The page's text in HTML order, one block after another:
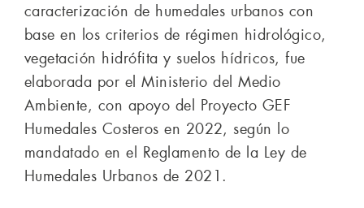
caracterización de humedales urbanos con
base en los criterios de régimen hidrológico,
vegetación hidrófita y suelos hídricos, fue
elaborada por el Ministerio del Medio
Ambiente, con apoyo del Proyecto GEF
Humedales Costeros en 2022, según lo
mandatado en el Reglamento de la Ley de
Humedales Urbanos de 2021.